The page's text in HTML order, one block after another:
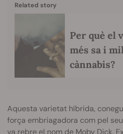
Related story
Per què el
més sa i
cànnabis?
Aquesta varietat híbrida,
força embriagadora com pel
va rebre el nom de Moby Dick.